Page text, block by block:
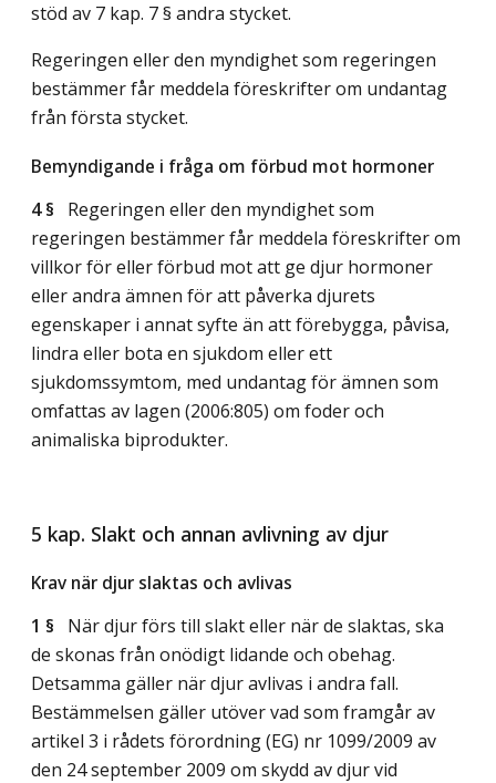
stöd av 7 kap. 7 § andra stycket.
Regeringen eller den myndighet som regeringen
bestämmer får meddela föreskrifter om undantag
från första stycket.
Bemyndigande i fråga om förbud mot hormoner
4 § Regeringen eller den myndighet som
regeringen bestämmer får meddela föreskrifter om
villkor för eller förbud mot att ge djur hormoner
eller andra ämnen för att påverka djurets
egenskaper i annat syfte än att förebygga, påvisa,
lindra eller bota en sjukdom eller ett
sjukdomssymtom, med undantag för ämnen som
omfattas av lagen (2006:805) om foder och
animaliska biprodukter.
5 kap. Slakt och annan avlivning av djur
Krav när djur slaktas och avlivas
1 § När djur förs till slakt eller när de slaktas, ska
de skonas från onödigt lidande och obehag.
Detsamma gäller när djur avlivas i andra fall.
Bestämmelsen gäller utöver vad som framgår av
artikel 3 i rådets förordning (EG) nr 1099/2009 av
den 24 september 2009 om skydd av djur vid